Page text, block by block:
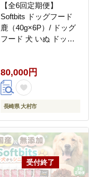
【全6回定期便】
Softbits ドッグフード
鹿（40g×6P）/ ドッグ
フード 犬 いぬ ドッグ
[ACAM035]
80,000円
長崎県 大村市